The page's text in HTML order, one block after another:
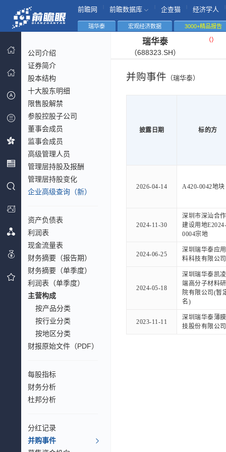
前瞻网 前瞻数据库 企查猫 经济学人
瑞华泰 宏观经济数据 3000+精品报告
公司介绍
证券简介
股本结构
十大股东明细
限售股解禁
参股控股子公司
董事会成员
监事会成员
高级管理人员
管理层持股及报酬
管理层持股变化
企业高级查询（新）
资产负债表
利润表
现金流量表
财务摘要（报告期）
财务摘要（单季度）
利润表（单季度）
主营构成
按产品分类
按行业分类
按地区分类
财报原始文件（PDF）
每股指标
财务分析
杜邦分析
分红记录
并购事件
瑞华泰
（688323.SH）
（）
并购事件 （瑞华泰）
披露日期 标的方
2026-04-14 A420-0042地块
2024-11-30
深圳市深汕合
建设用地E2024-
0004宗地
2024-06-25
深圳瑞华泰应
料科技有限公司
2024-05-18
深圳瑞华泰凯
端高分子材料
院有限公司(暂
名)
2023-11-11
深圳瑞华泰薄
技股份有限公司